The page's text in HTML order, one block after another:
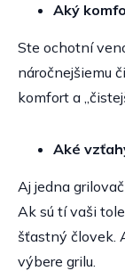
Aký
Ste ochotní
náročnejšiemu
komfort a
Aké
Aj jedna
Ak sú tí vaši
šťastný človek.
výbere grilu.